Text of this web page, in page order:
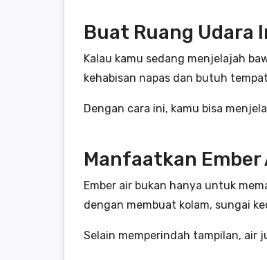
Buat Ruang Udara
Kalau kamu sedang menjelajah
kehabisan napas dan butuh
Dengan cara ini, kamu bisa
Manfaatkan
Ember air bukan hanya untuk
dengan membuat kolam, sungai
Selain memperindah tampilan, air